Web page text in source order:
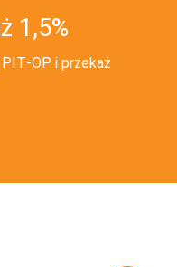
1,5%
i przekaż